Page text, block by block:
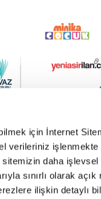
için İnternet
verileriniz
sitemizin daha
sınırlı olarak
ilişkin detaylı